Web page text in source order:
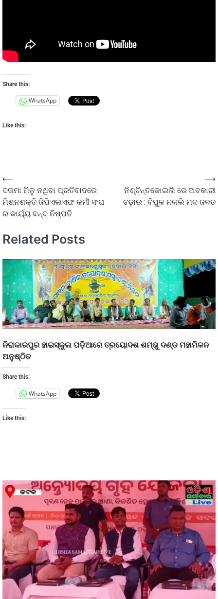
Share this:
WhatsApp
Like this:
⟵
ଦରମା ମିଳୁ ନଥିବା ପ୍ରତିବାଦରେ
ମିଶନଶକ୍ତି ଜିପିଏଲଏଫ କର୍ମୀ ସଂଘ
ର କାର୍ୟ୍ୟ ବନ୍ଦ ନିଷ୍ପତି
ନିଶ୍ଚିନ୍ତକୋଇଲି ରେ ଅବକାରୀ
ଚଢ଼ାଉ : ବିପୁଳ ନକଲି ମଦ ଜବତ
⟶
Related Posts
ନିରାକାରପୁର ହାଇସ୍କୁଲ ପଡ଼ିଆରେ ତ୍ରୟୋଦଶ ଶମ୍ଭୁ ଦଣ୍ଡ ମହାମିଳନ
ଅନୁଷ୍ଠିତ
Share this:
WhatsApp
Like this: